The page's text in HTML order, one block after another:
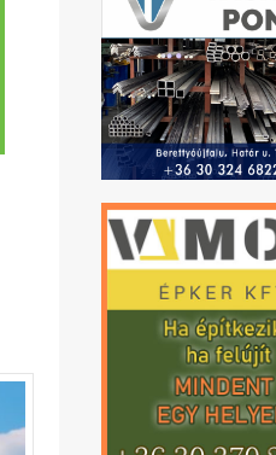
Keresés